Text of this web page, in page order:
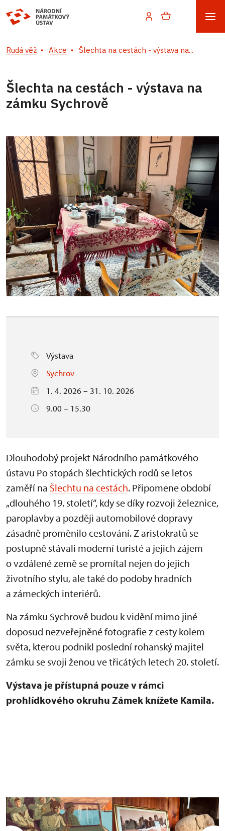
Rudá věž Akce Šlechta na cestách - výstava na...
Šlechta na cestách - výstava na
zámku Sychrově
Výstava
Sychrov
1. 4. 2026 – 31. 10. 2026
9.00 – 15.30
Dlouhodobý projekt Národního památkového
ústavu Po stopách šlechtických rodů se letos
zaměří na Šlechtu na cestách. Připomene období
„dlouhého 19. století“, kdy se díky rozvoji železnice,
paroplavby a později automobilové dopravy
zásadně proměnilo cestování. Z aristokratů se
postupně stávali moderní turisté a jejich zájem
o vzdálené země se promítal nejen do jejich
životního stylu, ale také do podoby hradních
a zámeckých interiérů.
Na zámku Sychrově budou k vidění mimo jiné
doposud nezveřejněné fotografie z cesty kolem
světa, kterou podnikl poslední rohanský majitel
zámku se svoji ženou ve třicátých letech 20. století.
Výstava je přístupná pouze v rámci
prohlídkového okruhu Zámek knížete Kamila.